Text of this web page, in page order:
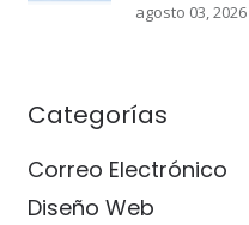
agosto 03, 2026
Categorías
Correo Electrónico
Diseño Web